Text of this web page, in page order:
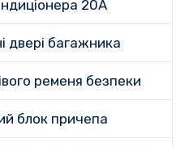
20А
двері багажника
ременя безпеки
блок причепа